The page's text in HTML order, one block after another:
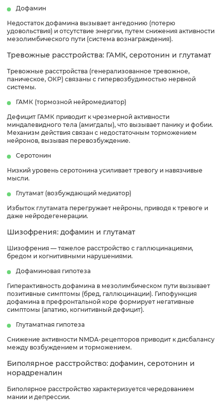
Дофамин
Недостаток дофамина вызывает ангедонию (потерю
удовольствия) и отсутствие энергии, путем снижения активности
мезолимбического пути (система вознаграждения).
Тревожные расстройства: ГАМК, серотонин и глутамат
Тревожные расстройства (генерализованное тревожное,
паническое, ОКР) связаны с гипервозбудимостью нервной
системы.
ГАМК (тормозной нейромедиатор)
Дефицит ГАМК приводит к чрезмерной активности
миндалевидного тела (амигдалы), что вызывает панику и фобии.
Механизм действия связан с недостаточным торможением
нейронов, вызывая перевозбуждение.
Серотонин
Низкий уровень серотонина усиливает тревогу и навязчивые
мысли.
Глутамат (возбуждающий медиатор)
Избыток глутамата перегружает нейроны, приводя к тревоге и
даже нейродегенерации.
Шизофрения: дофамин и глутамат
Шизофрения — тяжелое расстройство с галлюцинациями,
бредом и когнитивными нарушениями.
Дофаминовая гипотеза
Гиперактивность дофамина в мезолимбическом пути вызывает
позитивные симптомы (бред, галлюцинации). Гипофункция
дофамина в префронтальной коре формирует негативные
симптомы (апатию, когнитивный дефицит).
Глутаматная гипотеза
Снижение активности NMDA-рецепторов приводит к дисбалансу
между возбуждением и торможением.
Биполярное расстройство: дофамин, серотонин и
норадреналин
Биполярное расстройство характеризуется чередованием
мании и депрессии.